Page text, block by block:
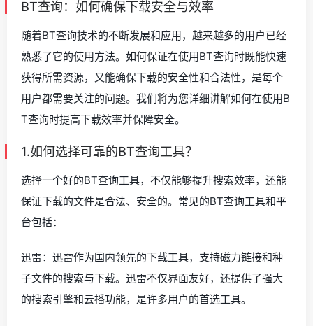
BT查询：如何确保下载安全与效率
随着BT查询技术的不断发展和应用，越来越多的用户已经
熟悉了它的使用方法。如何保证在使用BT查询时既能快速
获得所需资源，又能确保下载的安全性和合法性，是每个
用户都需要关注的问题。我们将为您详细讲解如何在使用B
T查询时提高下载效率并保障安全。
1.如何选择可靠的BT查询工具？
选择一个好的BT查询工具，不仅能够提升搜索效率，还能
保证下载的文件是合法、安全的。常见的BT查询工具和平
台包括：
迅雷：迅雷作为国内领先的下载工具，支持磁力链接和种
子文件的搜索与下载。迅雷不仅界面友好，还提供了强大
的搜索引擎和云播功能，是许多用户的首选工具。